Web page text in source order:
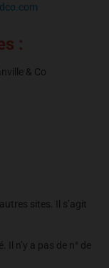
:
& Co
sites. Il s’agit
Il n’y a pas de n° de